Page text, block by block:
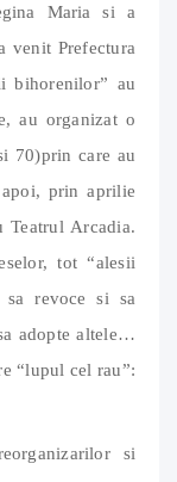
Maria si a
venit Prefectura
bihorenilor” au
au organizat o
70)prin care au
prin aprilie
Teatrul Arcadia.
tot “alesii
revoce si sa
adopte altele…
“lupul cel rau”:
si